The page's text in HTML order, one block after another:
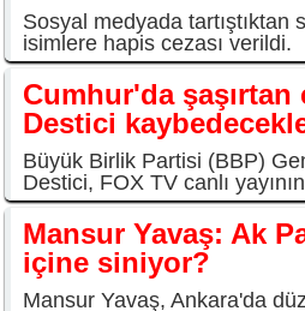
Sosyal medyada tartıştıktan
isimlere hapis cezası verildi.
Cumhur'da şaşırtan
Destici
Büyük Birlik Partisi (BBP)
Destici, FOX TV canlı
Mansur Yavaş: Ak
içine siniyor?
Mansur Yavaş, Ankara'da